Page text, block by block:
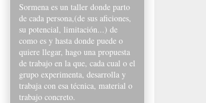
Sormena es un taller donde parto
de cada persona,(de sus aficiones,
su potencial, limitación...) de
como es y hasta donde puede o
quiere llegar, hago una propuesta
de trabajo en la que, cada cual o el
grupo experimenta, desarrolla y
trabaja con esa técnica, material o
trabajo concreto.